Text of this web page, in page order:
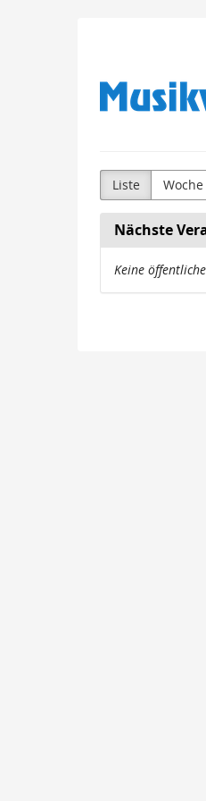
e.V.
Liste Woche
Nächste
Keine